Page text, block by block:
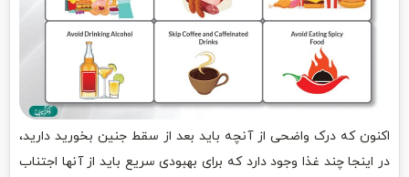
اکنون که درک واضحی از آنچه باید بعد از سقط جنین بخورید دارید،
در اینجا چند غذا وجود دارد که برای بهبودی سریع باید از آنها اجتناب